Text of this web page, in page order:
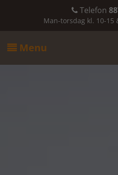
Telefon
Man-torsdag kl. 10-15
 Menu